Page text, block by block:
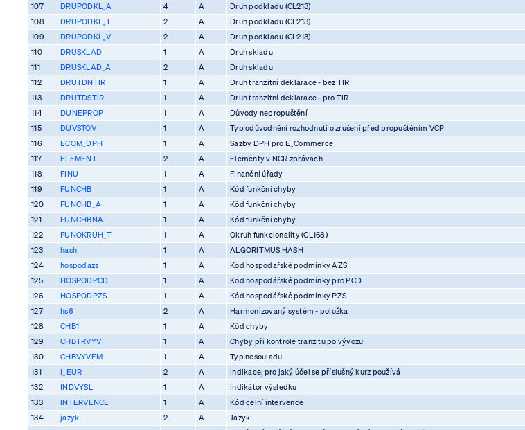
107
DRUPODKL_A 4 A Druh podkladu (CL213)
108
DRUPODKL_T 2 A Druh podkladu (CL213)
109
DRUPODKL_V 2 A Druh podkladu (CL213)
110
DRUSKLAD 1 A Druh skladu
111
DRUSKLAD_A 2 A Druh skladu
112
DRUTDNTIR 1 A Druh tranzitní deklarace - bez TIR
113
DRUTDSTIR 1 A Druh tranzitní deklarace - pro TIR
114
DUNEPROP 1 A Důvody nepropuštění
115
DUVSTOV 1 A Typ odůvodnění rozhodnutí o zrušení před propuštěním VCP
116
ECOM_DPH 1 A Sazby DPH pro E_Commerce
117
ELEMENT 2 A Elementy v NCR zprávách
118
FINU 1 A Finanční úřady
119
FUNCHB 1 A Kód funkční chyby
120
FUNCHB_A 1 A Kód funkční chyby
121
FUNCHBNA 1 A Kód funkční chyby
122
FUNOKRUH_T 1 A Okruh funkcionality (CL168)
123
hash 1 A ALGORITMUS HASH
124
hospodazs 1 A Kod hospodařské podmínky AZS
125
HOSPODPCD 1 A Kod hospodářské podmínky pro PCD
126
HOSPODPZS 1 A Kód hospodářské podmínky PZS
127
hs6 2 A Harmonizovaný systém - položka
128
CHB1 1 A Kód chyby
129
CHBTRVYV 1 A Chyby při kontrole tranzitu po vývozu
130
CHBVYVEM 1 A Typ nesouladu
131
I_EUR 2 A Indikace, pro jaký účel se příslušný kurz používá
132
INDVYSL 1 A Indikátor výsledku
133
INTERVENCE 1 A Kód celní intervence
134
jazyk 2 A Jazyk